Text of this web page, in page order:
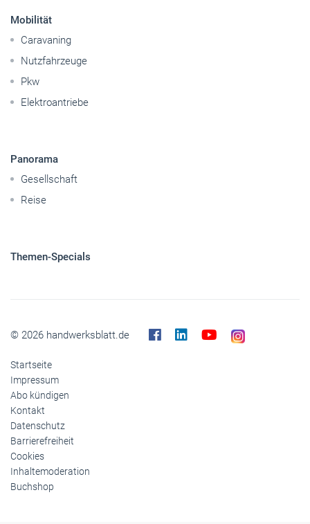
Mobilität
Caravaning
Nutzfahrzeuge
Pkw
Elektroantriebe
Panorama
Gesellschaft
Reise
Themen-Specials
© 2026 handwerksblatt.de
Startseite
Impressum
Abo kündigen
Kontakt
Datenschutz
Barrierefreiheit
Cookies
Inhaltemoderation
Buchshop